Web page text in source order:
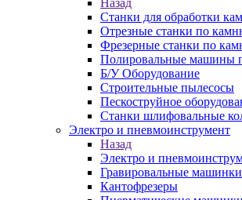
Назад
Станки для обработки
Отрезные станки по
Фрезерные станки по
Полировальные машины
Б/У Оборудование
Строительные пылесосы
Пескоструйное
Станки шлифовальные
Электро и пневмоинструмент
Назад
Электро и
Гравировальные машинки
Кантофрезеры